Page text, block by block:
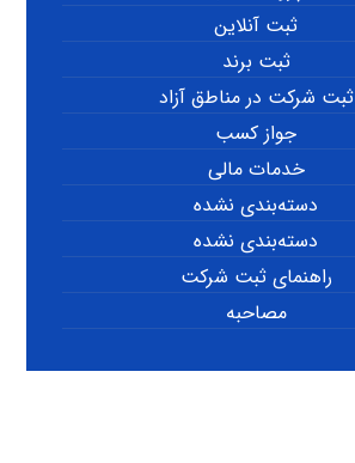
ثبت آنلاین
ثبت برند
ثبت شرکت در مناطق آزاد
جواز کسب
خدمات مالی
دسته‌بندی نشده
دسته‌بندی نشده
راهنمای ثبت شرکت
مصاحبه